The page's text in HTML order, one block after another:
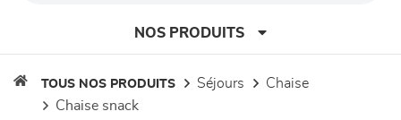
NOS PRODUITS
TOUS NOS PRODUITS séjours
chaise
chaise snack